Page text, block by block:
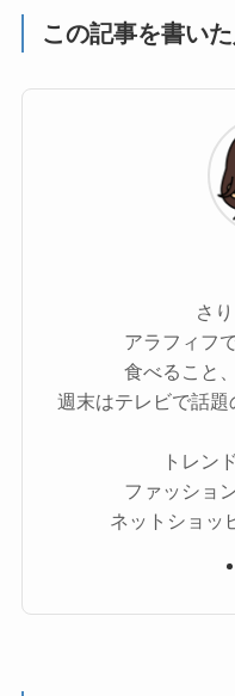
この記事を書いた
さ
アラフィフ
食べること
週末はテレビで話
トレン
ファッショ
ネットショッ